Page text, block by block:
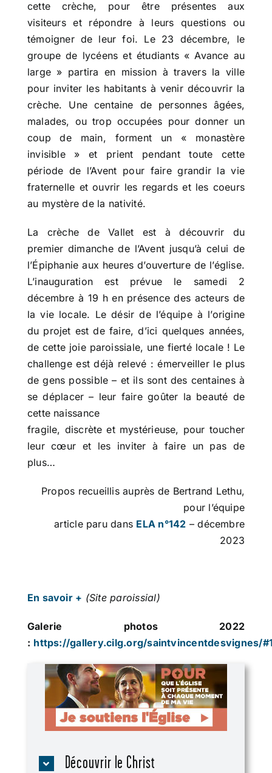
cette crèche, pour être présentes aux
visiteurs et répondre à leurs questions ou
témoigner de leur foi. Le 23 décembre, le
groupe de lycéens et étudiants « Avance au
large » partira en mission à travers la ville
pour inviter les habitants à venir découvrir la
crèche. Une centaine de personnes âgées,
malades, ou trop occupées pour donner un
coup de main, forment un « monastère
invisible » et prient pendant toute cette
période de l’Avent pour faire grandir la vie
fraternelle et ouvrir les regards et les coeurs
au mystère de la nativité.
La crèche de Vallet est à découvrir du
premier dimanche de l’Avent jusqu’à celui de
l’Épiphanie aux heures d’ouverture de l’église.
L’inauguration est prévue le samedi 2
décembre à 19 h en présence des acteurs de
la vie locale. Le désir de l’équipe à l’origine
du projet est de faire, d’ici quelques années,
de cette joie paroissiale, une fierté locale ! Le
challenge est déjà relevé : émerveiller le plus
de gens possible – et ils sont des centaines à
se déplacer – leur faire goûter la beauté de
cette naissance
fragile, discrète et mystérieuse, pour toucher
leur cœur et les inviter à faire un pas de
plus…
Propos recueillis auprès de Bertrand Lethu,
pour l’équipe
article paru dans ELA n°142 – décembre
2023
En savoir + (Site paroissial)
Galerie photos 2022
: https://gallery.cilg.org/saintvincentdesvignes/
Découvrir le Christ